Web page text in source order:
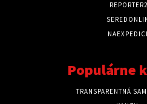
Populárne
TRANSPARENTNÁ